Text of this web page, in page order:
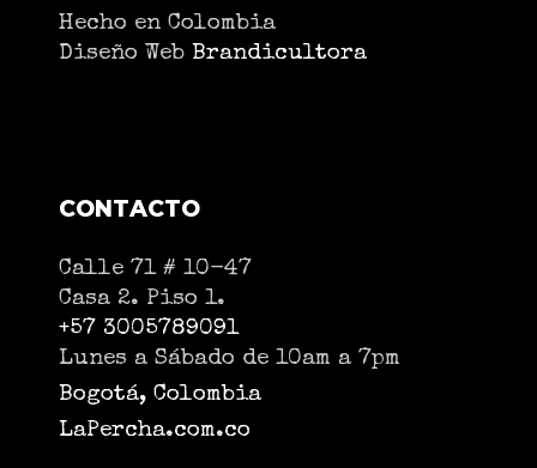
Hecho en Colombia
Diseño Web Brandicultora
CONTACTO
Calle 71 # 10-47
Casa 2. Piso 1.
+57 3005789091
Lunes a Sábado de 10am a 7pm
Bogotá, Colombia
LaPercha.com.co